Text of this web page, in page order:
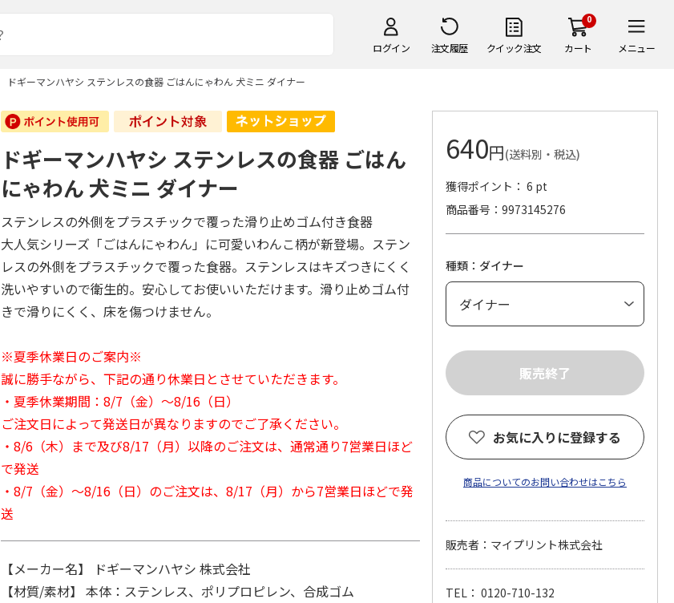
ログイン 注文履歴 クイック注文
0
カート メニュー
ドギーマンハヤシ ステンレスの食器 ごはんにゃわん 犬ミニ ダイナー
ドギーマンハヤシ ステンレスの食器 ごはん
にゃわん 犬ミニ ダイナー
ステンレスの外側をプラスチックで覆った滑り止めゴム付き食器
大人気シリーズ「ごはんにゃわん」に可愛いわんこ柄が新登場。ステン
レスの外側をプラスチックで覆った食器。ステンレスはキズつきにくく
洗いやすいので衛生的。安心してお使いいただけます。滑り止めゴム付
きで滑りにくく、床を傷つけません。
※夏季休業日のご案内※
誠に勝手ながら、下記の通り休業日とさせていただきます。
・夏季休業期間：8/7（金）～8/16（日）
ご注文日によって発送日が異なりますのでご了承ください。
・8/6（木）まで及び8/17（月）以降のご注文は、通常通り7営業日ほど
で発送
・8/7（金）～8/16（日）のご注文は、8/17（月）から7営業日ほどで発
送
【メーカー名】 ドギーマンハヤシ 株式会社
【材質/素材】 本体：ステンレス、ポリプロピレン、合成ゴム
640円(送料別・税込)
獲得ポイント： 6 pt
商品番号
9973145276
種類：ダイナー
お気に入りに登録する
商品についてのお問い合わせはこちら
販売者：マイプリント株式会社
TEL： 0120-710-132